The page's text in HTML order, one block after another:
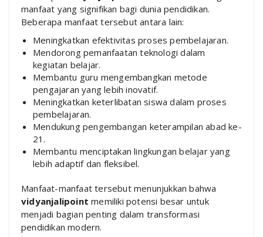
manfaat yang signifikan bagi dunia pendidikan.
Beberapa manfaat tersebut antara lain:
Meningkatkan efektivitas proses pembelajaran.
Mendorong pemanfaatan teknologi dalam
kegiatan belajar.
Membantu guru mengembangkan metode
pengajaran yang lebih inovatif.
Meningkatkan keterlibatan siswa dalam proses
pembelajaran.
Mendukung pengembangan keterampilan abad ke-
21.
Membantu menciptakan lingkungan belajar yang
lebih adaptif dan fleksibel.
Manfaat-manfaat tersebut menunjukkan bahwa
vidyanjalipoint memiliki potensi besar untuk
menjadi bagian penting dalam transformasi
pendidikan modern.